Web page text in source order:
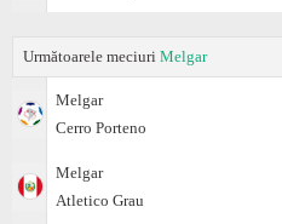
Următoarele meciuri Melgar
Melgar
Cerro Porteno
Melgar
Atletico Grau